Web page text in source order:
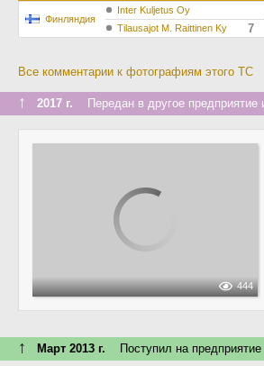
Финляндия
Inter Kuljetus Oy
Tilausajot M. Raittinen Ky 7
Все комментарии к фотографиям этого ТС
↑ 2017 г. Передан в другое предприятие
444
↑ Март 2013 г. Поступил на предприятие